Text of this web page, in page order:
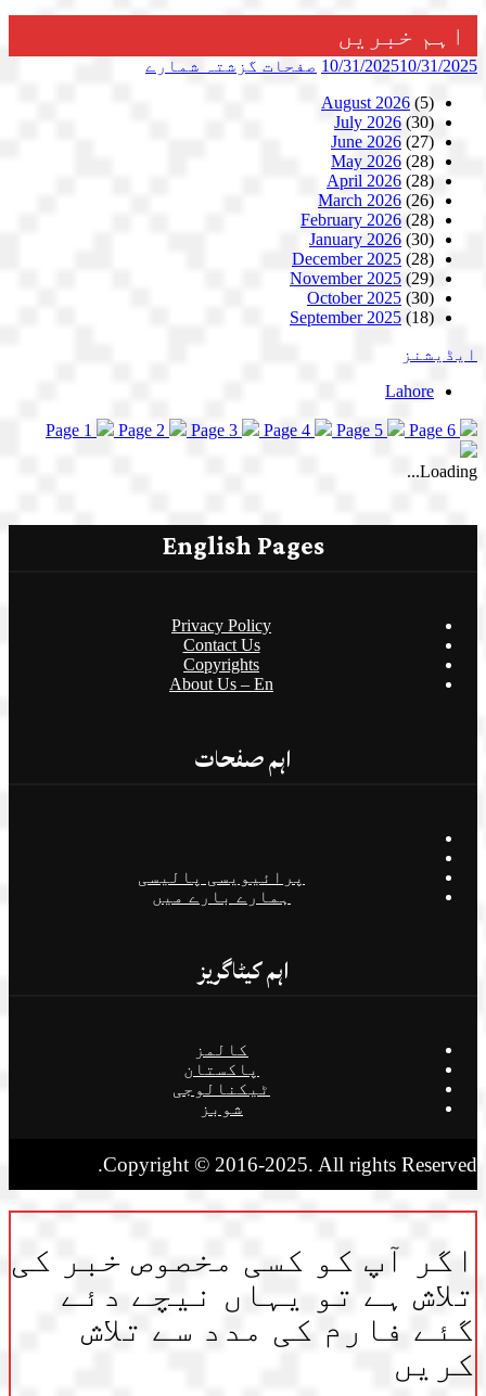
اہم خبریں
10/31/202510/31/2025 صفحات گزشتہ شمارے
August 2026 (5)
July 2026 (30)
June 2026 (27)
May 2026 (28)
April 2026 (28)
March 2026 (26)
February 2026 (28)
January 2026 (30)
December 2025 (28)
November 2025 (29)
October 2025 (30)
September 2025 (18)
ایڈیشنز
Lahore
Page 1 Page 2 Page 3 Page 4 Page 5 Page 6
Loading...
English Pages
Privacy Policy
Contact Us
Copyrights
About Us – En
اہم صفحات
پرائیویسی پالیسی
ہمارے بارے میں
اہم کیٹاگریز
کالمز
پاکستان
ٹیکنالوجی
شوبز
Copyright © 2016-2025. All rights Reserved.
اگر آپ کو کسی مخصوص خبر کی
تلاش ہے تو یہاں نیچے دئے
گئے فارم کی مدد سے تلاش
کریں